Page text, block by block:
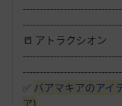
📒 アトラクシオン
✅ バアマキアのアイ